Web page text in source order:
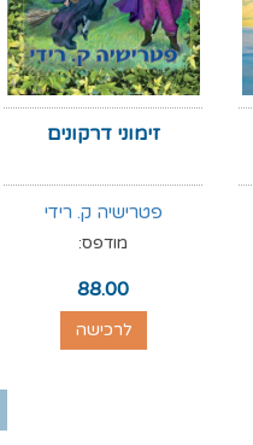
זימוני דרקונים
פטרישיה ק. רידי
מודפס:
88.00
לרכישה